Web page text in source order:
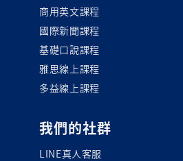
商用英文課程
國際新聞課程
基礎口說課程
雅思線上課程
多益線上課程
我們的社群
LINE真人客服